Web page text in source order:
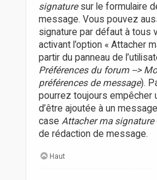
signaturesur le formulaire
message. Vous pouvez
signature par défaut à tous
activant l’option « Attacher
partir du panneau de
Préférences du forum -->
préférences de message).
pourrez toujours empêcher
d’être ajoutée à un
case Attacher ma signature
de rédaction de message.
Haut